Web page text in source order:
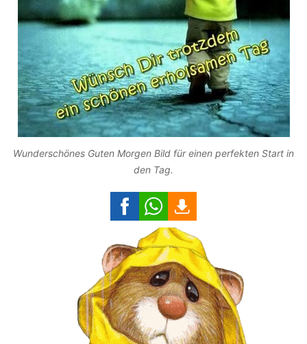
Wunderschönes Guten Morgen Bild für einen perfekten Start in
den Tag.